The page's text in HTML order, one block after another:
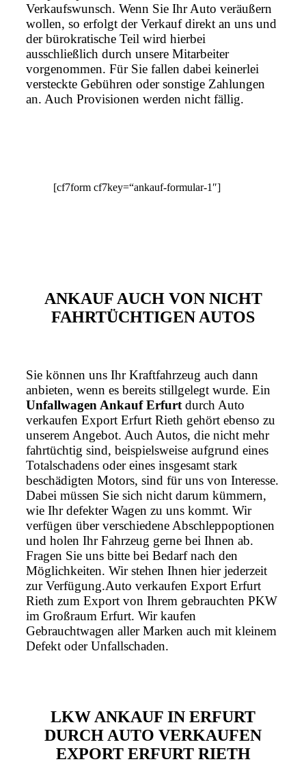
Verkaufswunsch. Wenn Sie Ihr Auto veräußern
wollen, so erfolgt der Verkauf direkt an uns und
der bürokratische Teil wird hierbei
ausschließlich durch unsere Mitarbeiter
vorgenommen. Für Sie fallen dabei keinerlei
versteckte Gebühren oder sonstige Zahlungen
an. Auch Provisionen werden nicht fällig.
[cf7form cf7key=“ankauf-formular-1″]
ANKAUF AUCH VON NICHT
FAHRTÜCHTIGEN AUTOS
Sie können uns Ihr Kraftfahrzeug auch dann
anbieten, wenn es bereits stillgelegt wurde. Ein
Unfallwagen Ankauf Erfurt durch Auto
verkaufen Export Erfurt Rieth gehört ebenso zu
unserem Angebot. Auch Autos, die nicht mehr
fahrtüchtig sind, beispielsweise aufgrund eines
Totalschadens oder eines insgesamt stark
beschädigten Motors, sind für uns von Interesse.
Dabei müssen Sie sich nicht darum kümmern,
wie Ihr defekter Wagen zu uns kommt. Wir
verfügen über verschiedene Abschleppoptionen
und holen Ihr Fahrzeug gerne bei Ihnen ab.
Fragen Sie uns bitte bei Bedarf nach den
Möglichkeiten. Wir stehen Ihnen hier jederzeit
zur Verfügung.Auto verkaufen Export Erfurt
Rieth zum Export von Ihrem gebrauchten PKW
im Großraum Erfurt. Wir kaufen
Gebrauchtwagen aller Marken auch mit kleinem
Defekt oder Unfallschaden.
LKW ANKAUF IN ERFURT
DURCH AUTO VERKAUFEN
EXPORT ERFURT RIETH